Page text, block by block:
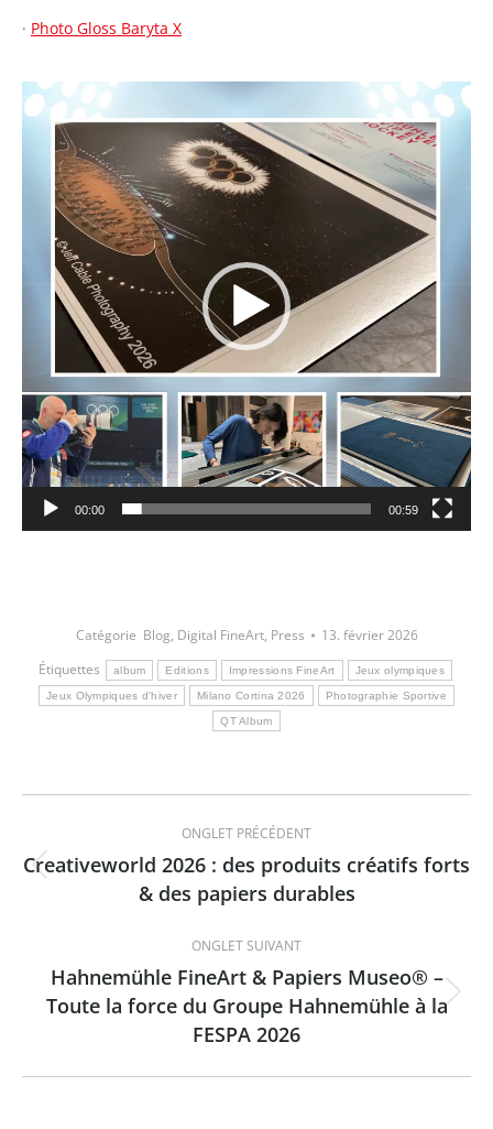
· Photo Gloss Baryta X
Lecteur
vidéo
00:00 00:59
Catégorie Blog, Digital FineArt, Press
13. février 2026
Étiquettes
album Editions Impressions FineArt Jeux olympiques
Jeux Olympiques d'hiver Milano Cortina 2026 Photographie Sportive
QT Album
Navigation
de
commentaire
ONGLET PRÉCÉDENT
Onglet
précédent
Creativeworld 2026 : des produits créatifs forts
& des papiers durables
ONGLET SUIVANT
Onglet
suivant
Hahnemühle FineArt & Papiers Museo® –
Toute la force du Groupe Hahnemühle à la
FESPA 2026